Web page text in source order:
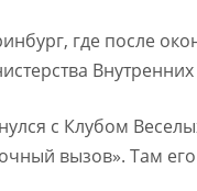
где после
с Клубом
вызов». Там